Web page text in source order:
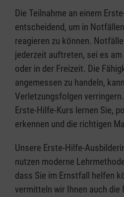
Die Teilnahme an einem
entscheidend, um in
reagieren zu können.
jederzeit auftreten, sei es
oder in der Freizeit. Die
angemessen zu handeln,
Verletzungsfolgen
Erste-Hilfe-Kurs lernen Sie,
erkennen und die richtigen
Unsere Erste-Hilfe-
nutzen moderne
dass Sie im Ernstfall helfen
vermitteln wir Ihnen auch die